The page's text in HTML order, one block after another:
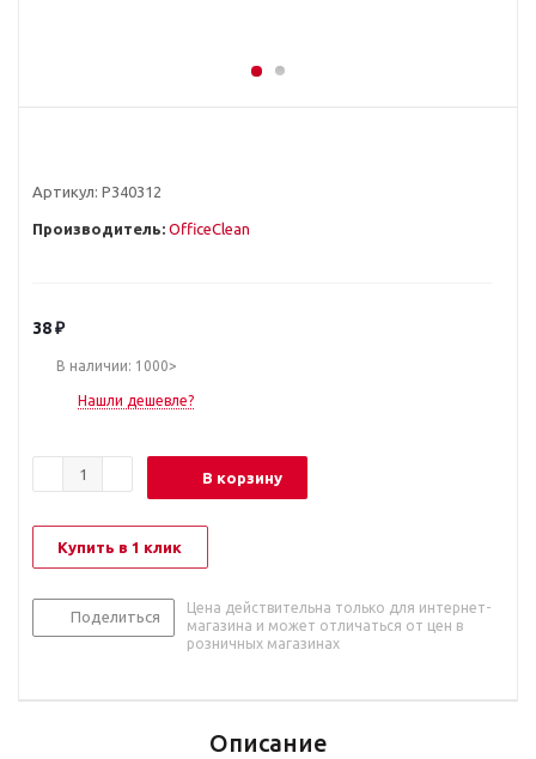
Артикул: Р340312
Производитель: OfficeClean
38₽
В наличии: 1000>
Нашли дешевле?
В корзину
Купить в 1 клик
Поделиться
Цена действительна только для интернет-
магазина и может отличаться от цен в
розничных магазинах
Описание